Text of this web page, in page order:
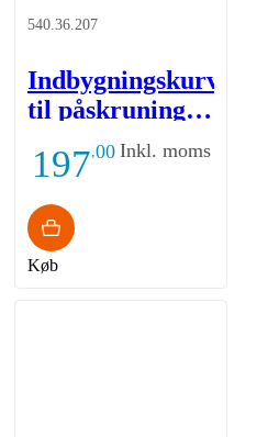
Indbygningskurv
til påskruning -
312x101x113 -
forkromet
540.36.207
197 00 Inkl. moms
Køb